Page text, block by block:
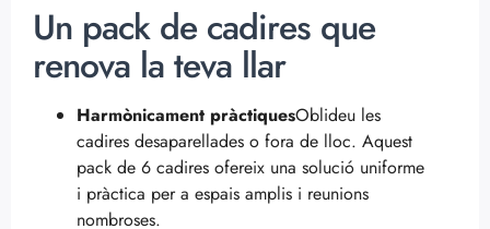
Un pack de cadires que
renova la teva llar
Harmònicament pràctiquesOblideu les
cadires desaparellades o fora de lloc. Aquest
pack de 6 cadires ofereix una solució uniforme
i pràctica per a espais amplis i reunions
nombroses.